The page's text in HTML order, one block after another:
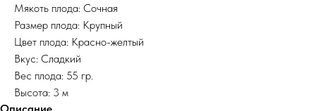
Мякоть плода: Сочная
Размер плода: Крупный
Цвет плода: Красно-желтый
Вкус: Сладкий
Вес плода: 55 гр.
Высота: 3 м